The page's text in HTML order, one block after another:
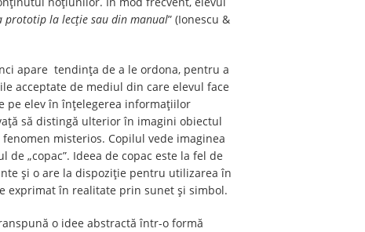
prototip la lecție sau din manual” (Ionescu &
apare tendința de a le ordona, pentru a
acceptate de mediul din care elevul face
pe elev în înțelegerea informațiilor
să distingă ulterior în imagini obiectul
misterios. Copilul vede imaginea
„copac”. Ideea de copac este la fel de
și o are la dispoziție pentru utilizarea în
exprimat în realitate prin sunet și simbol.
o idee abstractă într-o formă